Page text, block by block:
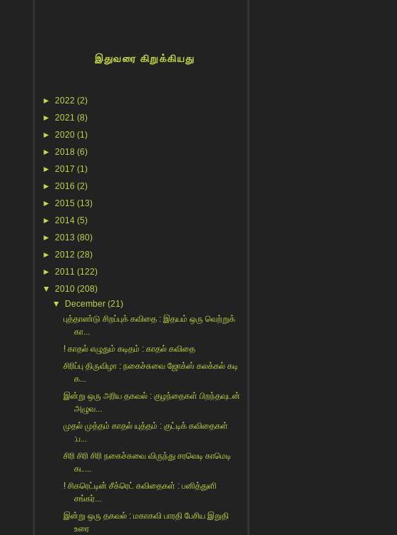
இதுவரை கிறுக்கியது
► 2022 (2)
► 2021 (8)
► 2020 (1)
► 2018 (6)
► 2017 (1)
► 2016 (2)
► 2015 (13)
► 2014 (5)
► 2013 (80)
► 2012 (28)
► 2011 (122)
▼ 2010 (208)
▼
December (21)
புத்தாண்டு சிறப்புக் கவிதை : இதயம் ஒரு வெற்றுக்
கா...
! காதல் எழுதும் கடிதம் : காதல் கவிதை
சிரிப்பு திருவிழா : நகைச்சுவை ஜோக்ஸ் கலக்கல் கடி
க...
இன்று ஒரு அரிய தகவல் : குழந்தைகள் பிறந்தவுடன்
அழுவ...
முதல் முத்தம் காதல் யுத்தம் : குட்டிக் கவிதைகள்
:ப...
சிரி சிரி சிரி நகைச்சுவை விருந்து சரவெடி காமெடி
கட...
! சிகரெட்டின் சீக்ரெட் கவிதைகள் : பனித்துளி
சங்கர்...
இன்று ஒரு தகவல் : மகாகவி பாரதி பேசிய இறுதி
உரை